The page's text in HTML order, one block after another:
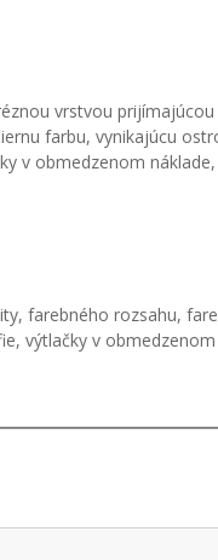
vrstvou
farbu, vynikajúcu
v obmedzenom
farebného rozsahu,
výtlačky v